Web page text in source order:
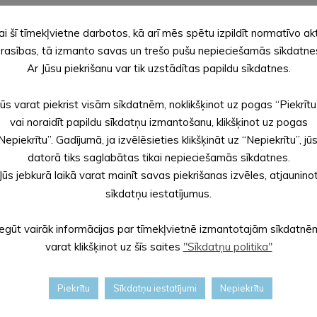
budžetu bez mērķdotācijām un iemaksām pašvaldību
skulptūras “PUTNU SAIME” izveide, ielu seguma
Alūksnē, Ziemeru pamatskolas telpu vienkāršotas
centrā “Mežinieki”, Būvdarbu veikšana pašvaldības
parkā, Alūksnē, franču dārza izveide Alūksnes muižas parkā.
šī tīmekļvietne darbotos, kā arī mēs spētu izpildīt normatīvo
tā izmanto savas un trešo pušu nepieciešamās
Ar Jūsu piekrišanu var tik uzstādītas papildu sīkdatnes.
varat piekrist visām sīkdatnēm, noklikšķinot uz pogas
vai noraidīt papildu sīkdatņu izmantošanu, klikšķinot uz pogas
Gadījumā, ja izvēlēsieties klikšķināt uz “Nepiekrītu”,
datorā tiks saglabātas tikai nepieciešamās sīkdatnes.
Jūs jebkurā laikā varat mainīt savas piekrišanas izvēles,
sīkdatņu iestatījumus.
vairāk informācijas par tīmekļvietnē izmantotajām
varat klikšķinot uz šīs saites "Sīkdatņu politika"
Piekrītu Sīkdatņu iestatījumi Nepiekrītu